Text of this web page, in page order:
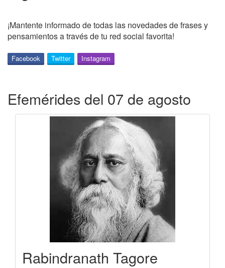
¡Mantente informado de todas las novedades de frases y
pensamientos a través de tu red social favorita!
Facebook Twitter Instagram
Efemérides del 07 de agosto
Rabindranath Tagore